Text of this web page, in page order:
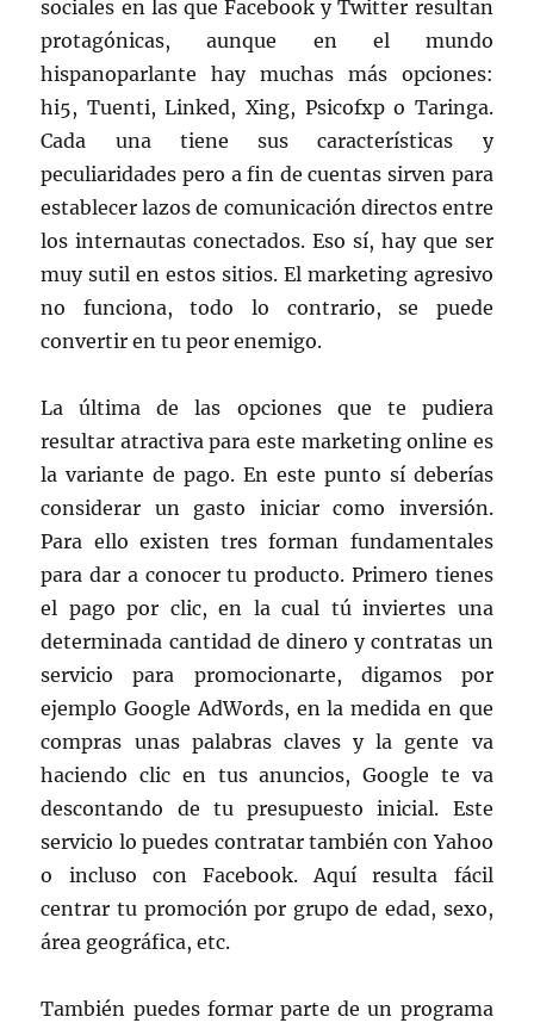
sociales en las que Facebook y Twitter resultan
protagónicas, aunque en el mundo
hispanoparlante hay muchas más opciones:
hi5, Tuenti, Linked, Xing, Psicofxp o Taringa.
Cada una tiene sus características y
peculiaridades pero a fin de cuentas sirven para
establecer lazos de comunicación directos entre
los internautas conectados. Eso sí, hay que ser
muy sutil en estos sitios. El marketing agresivo
no funciona, todo lo contrario, se puede
convertir en tu peor enemigo.
La última de las opciones que te pudiera
resultar atractiva para este marketing online es
la variante de pago. En este punto sí deberías
considerar un gasto iniciar como inversión.
Para ello existen tres forman fundamentales
para dar a conocer tu producto. Primero tienes
el pago por clic, en la cual tú inviertes una
determinada cantidad de dinero y contratas un
servicio para promocionarte, digamos por
ejemplo Google AdWords, en la medida en que
compras unas palabras claves y la gente va
haciendo clic en tus anuncios, Google te va
descontando de tu presupuesto inicial. Este
servicio lo puedes contratar también con Yahoo
o incluso con Facebook. Aquí resulta fácil
centrar tu promoción por grupo de edad, sexo,
área geográfica, etc.
También puedes formar parte de un programa